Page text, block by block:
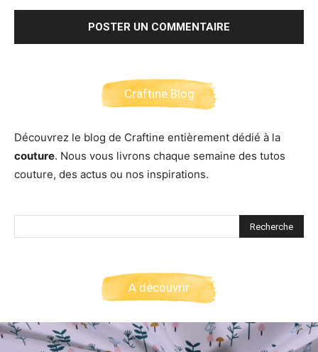
Craftine Blog
Découvrez le blog de Craftine entièrement dédié à la
couture. Nous vous livrons chaque semaine des tutos
couture, des actus ou nos inspirations.
A découvrir